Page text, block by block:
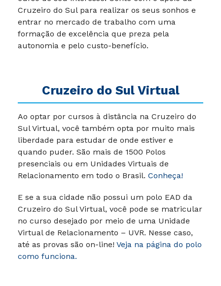
Cruzeiro do Sul para realizar os seus sonhos e
entrar no mercado de trabalho com uma
formação de excelência que preza pela
autonomia e pelo custo-benefício.
Cruzeiro do Sul Virtual
Ao optar por cursos à distância na Cruzeiro do
Sul Virtual, você também opta por muito mais
liberdade para estudar de onde estiver e
quando puder. São mais de 1500 Polos
presenciais ou em Unidades Virtuais de
Relacionamento em todo o Brasil. Conheça!
E se a sua cidade não possui um polo EAD da
Cruzeiro do Sul Virtual, você pode se matricular
no curso desejado por meio de uma Unidade
Virtual de Relacionamento – UVR. Nesse caso,
até as provas são on-line! Veja na página do polo
como funciona.